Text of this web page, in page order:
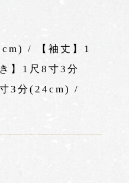
/ 【袖丈】1
】1尺8寸3分
3分(24cm) /